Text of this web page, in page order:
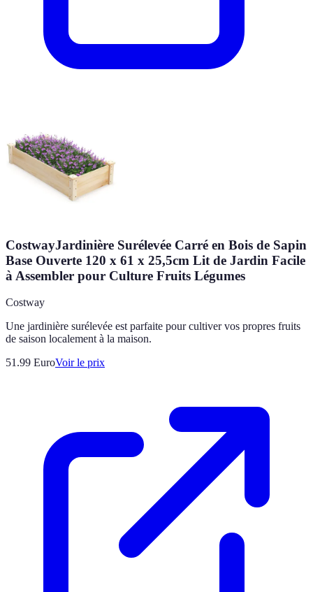
CostwayJardinière Surélevée Carré en Bois de Sapin
Base Ouverte 120 x 61 x 25,5cm Lit de Jardin Facile
à Assembler pour Culture Fruits Légumes
Costway
Une jardinière surélevée est parfaite pour cultiver vos propres fruits
de saison localement à la maison.
51.99 EuroVoir le prix